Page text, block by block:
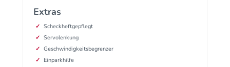
Extras
Scheckheftgepflegt
Servolenkung
Geschwindigkeitsbegrenzer
Einparkhilfe